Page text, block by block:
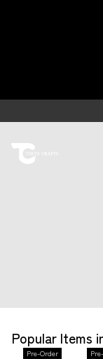
n
Popular Items
Pre-Order